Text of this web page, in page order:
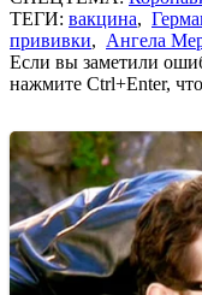
ТЕГИ: вакцина,
прививки, Ангела
Если вы заметили
нажмите Ctrl+Enter,